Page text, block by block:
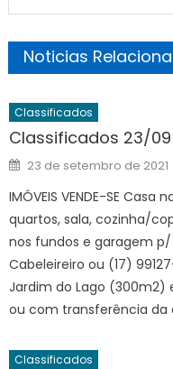
Noticias
Classificados
Classificados 23/09
Posted
on
23 de setembro de 2021
IMÓVEIS VENDE-SE
quartos, sala, cozinha/
nos fundos e garagem
Cabeleireiro ou (17)
Jardim do Lago (300m2)
ou com transferência da
Classificados